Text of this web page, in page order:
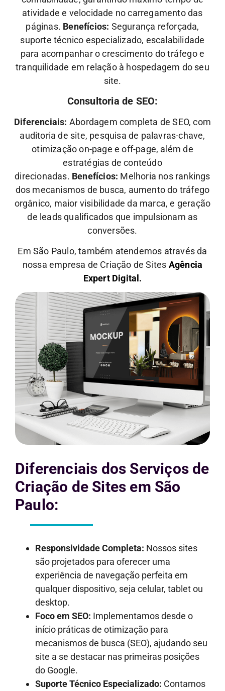
atividade e velocidade no carregamento das
páginas. Benefícios: Segurança reforçada,
suporte técnico especializado, escalabilidade
para acompanhar o crescimento do tráfego e
tranquilidade em relação à hospedagem do seu
site.
Consultoria de SEO:
Diferenciais: Abordagem completa de SEO, com
auditoria de site, pesquisa de palavras-chave,
otimização on-page e off-page, além de
estratégias de conteúdo
direcionadas. Benefícios: Melhoria nos rankings
dos mecanismos de busca, aumento do tráfego
orgânico, maior visibilidade da marca, e geração
de leads qualificados que impulsionam as
conversões.
Em São Paulo, também atendemos através da
nossa empresa de Criação de Sites Agência
Expert Digital.
Diferenciais dos Serviços de
Criação de Sites em São
Paulo:
Responsividade Completa: Nossos sites
são projetados para oferecer uma
experiência de navegação perfeita em
qualquer dispositivo, seja celular, tablet ou
desktop.
Foco em SEO: Implementamos desde o
início práticas de otimização para
mecanismos de busca (SEO), ajudando seu
site a se destacar nas primeiras posições
do Google.
Suporte Técnico Especializado: Contamos